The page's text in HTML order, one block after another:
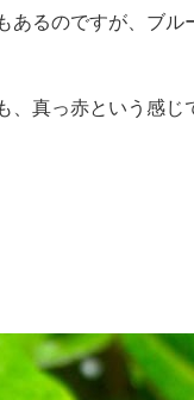
るのですが、ブル
、真っ赤という感じ